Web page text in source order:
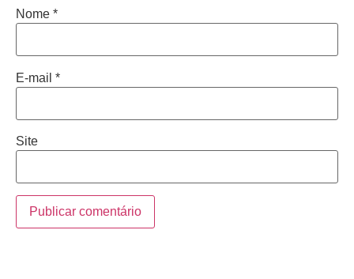
Nome *
E-mail *
Site